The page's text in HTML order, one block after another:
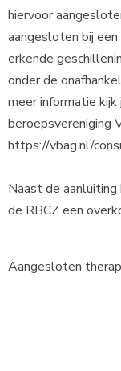
hiervoor
aangesloten bij
erkende
onder de
meer informatie
beroepsvereniging
https://vbag.nl/
Naast de aanluiting
de RBCZ een
Aangesloten